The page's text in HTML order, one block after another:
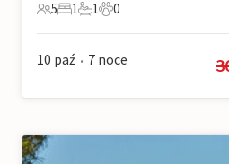
5 Goście
5
1 Sypialnia
1
1 Łazienka
1
0 Zwierzęta domowe
0
10 paź • 7 noce